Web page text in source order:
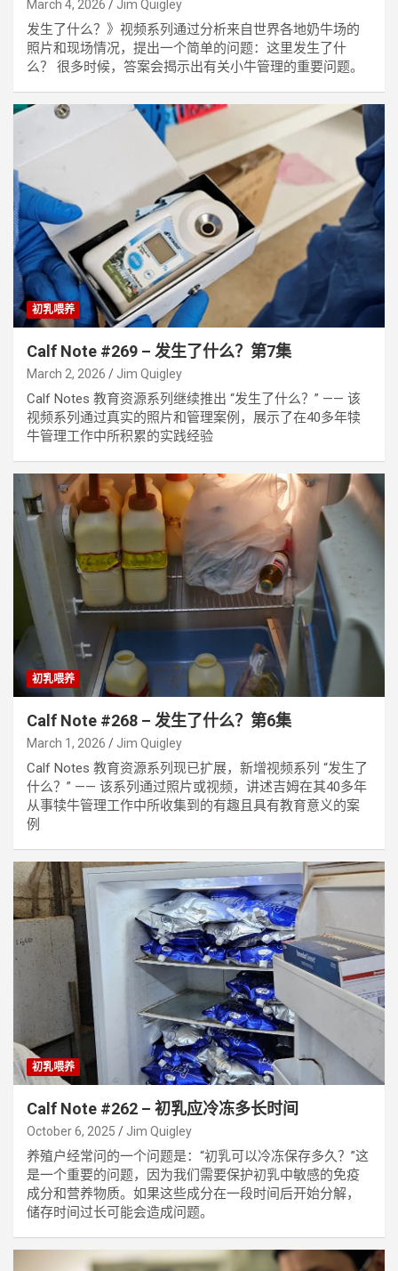
March 4, 2026 Jim Quigley
发生了什么？》视频系列通过分析来自世界各地奶牛场的
照片和现场情况，提出一个简单的问题：这里发生了什
么？ 很多时候，答案会揭示出有关小牛管理的重要问题。
初乳喂养
Calf Note #269 – 发生了什么？第7集
March 2, 2026 Jim Quigley
Calf Notes 教育资源系列继续推出 “发生了什么？” —— 该
视频系列通过真实的照片和管理案例，展示了在40多年犊
牛管理工作中所积累的实践经验
初乳喂养
Calf Note #268 – 发生了什么？第6集
March 1, 2026 Jim Quigley
Calf Notes 教育资源系列现已扩展，新增视频系列 “发生了
什么？” —— 该系列通过照片或视频，讲述吉姆在其40多年
从事犊牛管理工作中所收集到的有趣且具有教育意义的案
例
初乳喂养
Calf Note #262 – 初乳应冷冻多长时间
October 6, 2025 Jim Quigley
养殖户经常问的一个问题是：“初乳可以冷冻保存多久？”这
是一个重要的问题，因为我们需要保护初乳中敏感的免疫
成分和营养物质。如果这些成分在一段时间后开始分解，
储存时间过长可能会造成问题。